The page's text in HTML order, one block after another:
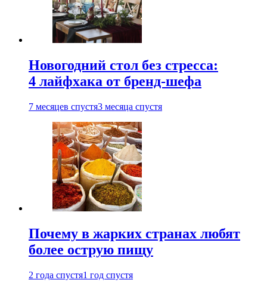
Новогодний стол без стресса:
4 лайфхака от бренд-шефа
7 месяцев спустя3 месяца спустя
Почему в жарких странах любят
более острую пищу
2 года спустя1 год спустя